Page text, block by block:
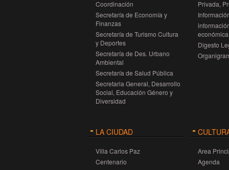
Coordinación
Secretaría de Economía y
Finanzas
Secretaría de Turismo Cultura
y Deportes
Secretaría de Des. Urbano
Ambiental
Secretaría de Salud Pública
Secretaria General, Desarrollo
Social, Educación Género y
Diversidad
Privada,
Digesto
LA CIUDAD
Villa Carlos Paz
Centenario
Area
Agenda